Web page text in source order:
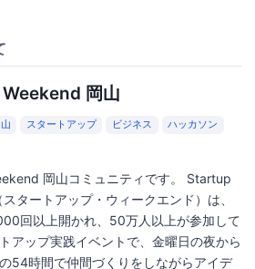
岡山
スタートアップ ビジネス
ハッカソン
岡山コミュニティです。 Startup
タートアップ・ウィークエンド）は、
回以上開かれ、50万人以上が参加して
アップ実践イベントで、金曜日の夜から
54時間で仲間づくりをしながらアイデ